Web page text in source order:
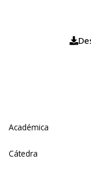
Académica
Cátedra
Autores y